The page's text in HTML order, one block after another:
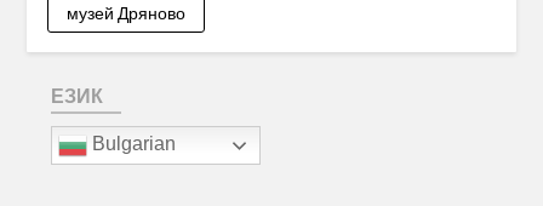
музей Дряново
ЕЗИК
Bulgarian